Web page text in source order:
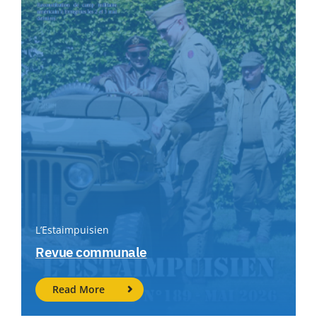
L’Estaimpuisien
Revue communale
Read More